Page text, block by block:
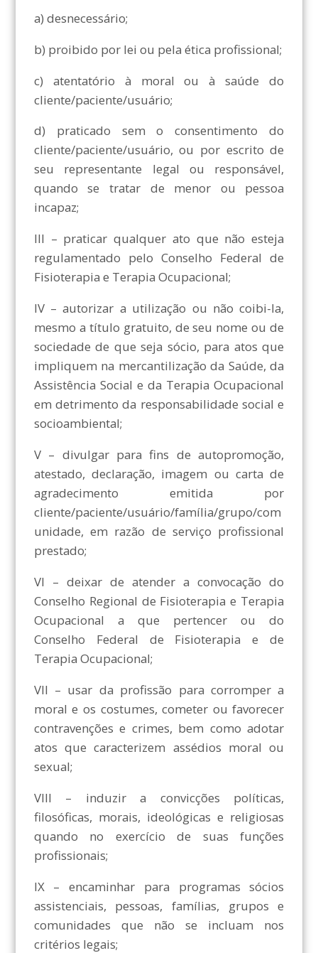
a) desnecessário;
b) proibido por lei ou pela ética profissional;
c) atentatório à moral ou à saúde do
cliente/paciente/usuário;
d) praticado sem o consentimento do
cliente/paciente/usuário, ou por escrito de
seu representante legal ou responsável,
quando se tratar de menor ou pessoa
incapaz;
III – praticar qualquer ato que não esteja
regulamentado pelo Conselho Federal de
Fisioterapia e Terapia Ocupacional;
IV – autorizar a utilização ou não coibi-la,
mesmo a título gratuito, de seu nome ou de
sociedade de que seja sócio, para atos que
impliquem na mercantilização da Saúde, da
Assistência Social e da Terapia Ocupacional
em detrimento da responsabilidade social e
socioambiental;
V – divulgar para fins de autopromoção,
atestado, declaração, imagem ou carta de
agradecimento emitida por
cliente/paciente/usuário/família/grupo/com
unidade, em razão de serviço profissional
prestado;
VI – deixar de atender a convocação do
Conselho Regional de Fisioterapia e Terapia
Ocupacional a que pertencer ou do
Conselho Federal de Fisioterapia e de
Terapia Ocupacional;
VII – usar da profissão para corromper a
moral e os costumes, cometer ou favorecer
contravenções e crimes, bem como adotar
atos que caracterizem assédios moral ou
sexual;
VIII – induzir a convicções políticas,
filosóficas, morais, ideológicas e religiosas
quando no exercício de suas funções
profissionais;
IX – encaminhar para programas sócios
assistenciais, pessoas, famílias, grupos e
comunidades que não se incluam nos
critérios legais;